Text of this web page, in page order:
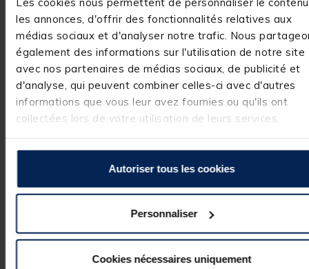
les annonces, d'offrir des fonctionnalités relatives aux
médias sociaux et d'analyser notre trafic. Nous
également des informations sur l'utilisation de notre site
avec nos partenaires de médias sociaux, de publicité et
d'analyse, qui peuvent combiner celles-ci avec d'autres
informations que vous leur avez fournies ou qu'ils ont
collectées lors de votre utilisation de leurs services.
Autoriser tous les cookies
Personnaliser
Cookies nécessaires uniquement
Poids
815g
Ratio
5.3/1
Recuperation
112cm
Avis des pêcheurs
5
contrôle
Avis vérifié
Après quelques gros
problèmes très fiables
Avis du17/09/2023 , suite
expérience du16/08/2023